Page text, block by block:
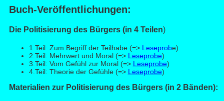
Buch-Veröffentlichungen:
Die Politisierung des Bürgers (in 4 Teilen)
1.Teil: Zum Begriff der Teilhabe (=> Leseprobe)
2.Teil: Mehrwert und Moral (=> Leseprobe)
3.Teil: Vom Gefühl zur Moral (=> Leseprobe)
4.Teil: Theorie der Gefühle (=> Leseprobe)
Materialien zur Politisierung des Bürgers (in 2 Bänden):